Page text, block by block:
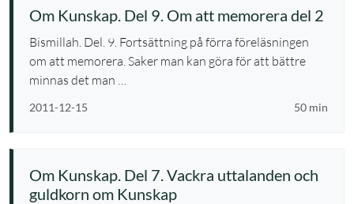
Om Kunskap. Del 9. Om att memorera del 2
Bismillah. Del. 9. Fortsättning på förra föreläsningen
om att memorera. Saker man kan göra för att bättre
minnas det man …
2011-12-15 50 min
Om Kunskap. Del 7. Vackra uttalanden och
guldkorn om Kunskap